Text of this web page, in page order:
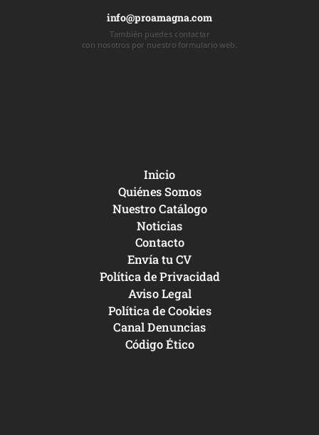
info@proamagna.com
También puedes contactar
con nosotros por nuestro formulario web.
Inicio
Quiénes Somos
Nuestro Catálogo
Noticias
Contacto
Envía tu CV
Política de Privacidad
Aviso Legal
Política de Cookies
Canal Denuncias
Código Ético